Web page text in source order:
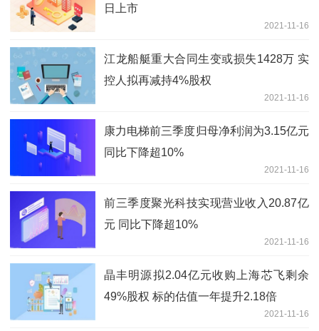
日上市
2021-11-16
江龙船艇重大合同生变或损失1428万 实
控人拟再减持4%股权
2021-11-16
康力电梯前三季度归母净利润为3.15亿元
同比下降超10%
2021-11-16
前三季度聚光科技实现营业收入20.87亿
元 同比下降超10%
2021-11-16
晶丰明源拟2.04亿元收购上海芯飞剩余
49%股权 标的估值一年提升2.18倍
2021-11-16